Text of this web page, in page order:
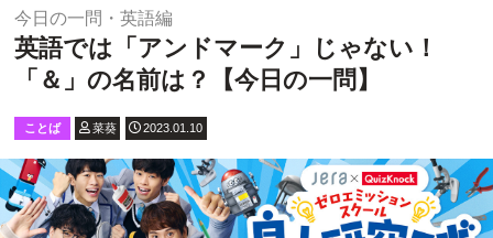
今日の一問・英語編
英語では「アンドマーク」じゃない！
「＆」の名前は？【今日の一問】
ことば 菜葵 2023.01.10